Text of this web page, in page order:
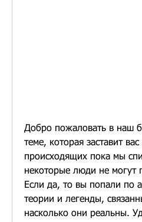
Добро пожаловать в наш
теме, которая заставит
происходящих пока мы
некоторые люди не могут
Если да, то вы попали по
теории и легенды,
насколько они реальны.